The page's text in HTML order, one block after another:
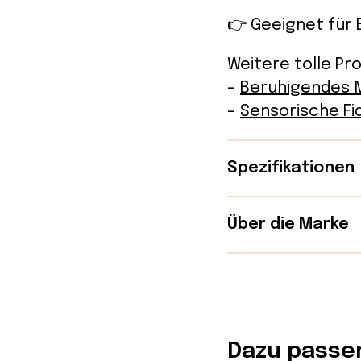
👉 Geeignet für
Weitere tolle
– Beruhigendes
– Sensorische
Spezifikationen
Details
Über die Marke
innere Ruhe,
Dazu